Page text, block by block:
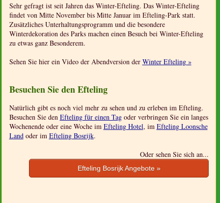
Sehr gefragt ist seit Jahren das Winter-Efteling. Das Winter-Efteling
findet von Mitte November bis Mitte Januar im Efteling-Park statt.
Zusätzliches Unterhaltungsprogramm und die besondere
Winterdekoration des Parks machen einen Besuch bei Winter-Efteling
zu etwas ganz Besonderem.
Sehen Sie hier ein Video der Abendversion der Winter Efteling »
Besuchen Sie den Efteling
Natürlich gibt es noch viel mehr zu sehen und zu erleben im Efteling.
Besuchen Sie den Efteling für einen Tagoder verbringen Sie ein langes
Wochenende oder eine Woche im Efteling Hotel, im Efteling Loonsche
Land oder im Efteling Bosrijk.
Oder sehen Sie sich an...
Efteling Bosrijk Angebote »